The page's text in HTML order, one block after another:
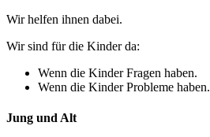
Wir helfen ihnen dabei.
Wir sind für die Kinder da:
Wenn die Kinder Fragen haben.
Wenn die Kinder Probleme haben.
Jung und Alt